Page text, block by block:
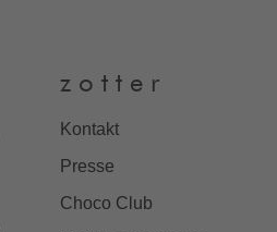
z o t t e r
Kontakt
Presse
Choco Club